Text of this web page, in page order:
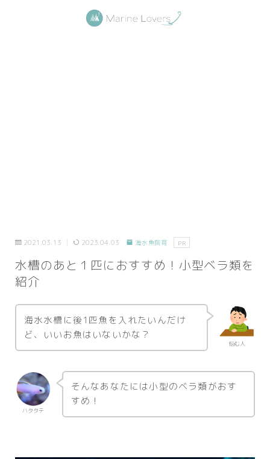
2021.03.13 2023.04.03 海水魚飼育 PR
水槽のあと１匹におすすめ！小型ベラ類を
紹介
悩む人
海水水槽に後1匹魚を入れたいんだけ
ど、いいお魚はいないかな？
ハタタテ
そんなあなたには小型のベラ類がおす
すめ！